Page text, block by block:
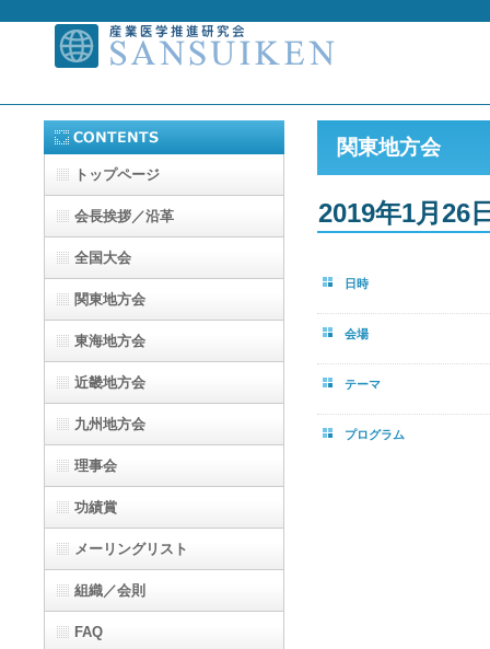
関東地方会
2019年1月26
日時
会場
テーマ
プログラム
トップページ
会長挨拶／沿革
全国大会
関東地方会
東海地方会
近畿地方会
九州地方会
理事会
功績賞
メーリングリスト
組織／会則
FAQ